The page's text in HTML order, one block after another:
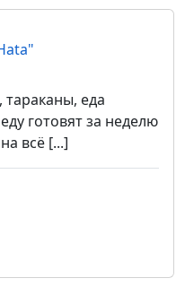
еда
готовят за неделю
всё [...]